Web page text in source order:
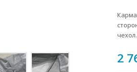
чехол.
2